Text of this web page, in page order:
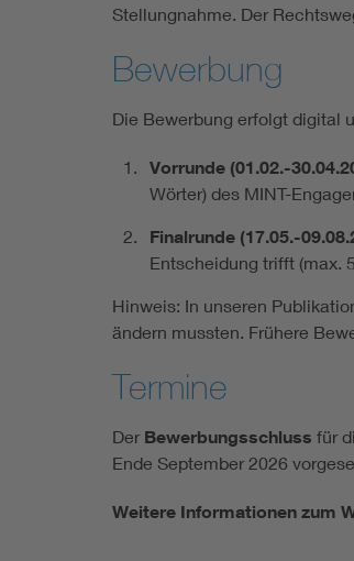
Stellungnahme. Der
Bewerbung
Die Bewerbung erfolgt digital
Vorrunde (01.02.-
Wörter) des MINT-
Finalrunde (17.05.-
Entscheidung trifft (max.
Hinweis: In unseren
ändern mussten. Frühere
Termine
Der Bewerbungsschluss für
Ende September 2026
Weitere Informationen zum